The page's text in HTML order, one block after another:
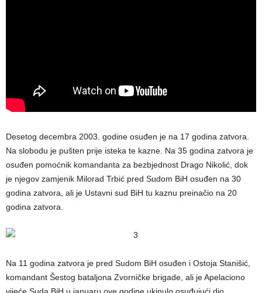
Desetog decembra 2003. godine osuđen je na 17 godina zatvora.
Na slobodu je pušten prije isteka te kazne. Na 35 godina zatvora je
osuđen pomoćnik komandanta za bezbjednost Drago Nikolić, dok
je njegov zamjenik Milorad Trbić pred Sudom BiH osuđen na 30
godina zatvora, ali je Ustavni sud BiH tu kaznu preinačio na 20
godina zatvora.
Na 11 godina zatvora je pred Sudom BiH osuđen i Ostoja Stanišić,
komandant Šestog bataljona Zvorničke brigade, ali je Apelaciono